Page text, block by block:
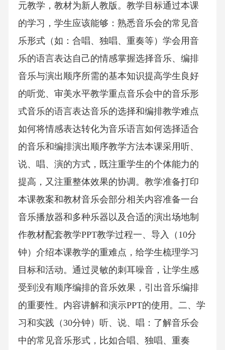
元教学，教材为新人教版。教学目标通过本课
的学习，学生应该能够：熟悉音乐会的常见音
乐形式（如：合唱、独唱、重奏等）学会用音
乐的语言表达自己的情感掌握选择音乐、编排
音乐与演出顺序所需的基本知识提高学生良好
的听觉、审美水平教学重点音乐会中的音乐形
式音乐的语言表达音乐的选择和编排教学难点
如何将情感表达转化为音乐语言如何选择适合
的音乐和编排演出顺序教学方法本课采用听、
说、唱、演的方式，既注重学生的个体能力的
提高，又注重整体效果的协调。教学准备打印
本课教案和教材音乐会部分相关内容准备一台
音乐播放器和多种乐器以及合适的演出场地制
作教材配套教学PPT教学过程一、导入（10分
钟）介绍本课教学的重难点，给学生梳理学习
目标和活动。通过灵敏的刺耳噪音，让学生感
受到没有顺序编排的音乐效果，引出音乐编排
的重要性。内容讲解和演示PPT的使用。二、学
习和实践（30分钟）听、说、唱：了解音乐会
中的常见音乐形式，比如合唱、独唱、重奏